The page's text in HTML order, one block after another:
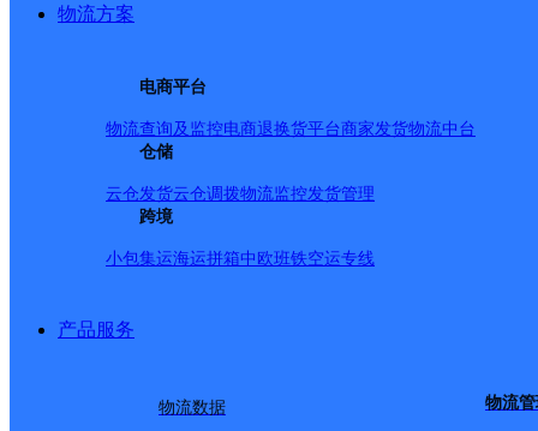
物流方案
电商平台
物流查询及监控电商退换货平台商家发货物流中台
仓储
云仓发货云仓调拨物流监控发货管理
跨境
小包集运海运拼箱中欧班铁空运专线
产品服务
物流数据 物流
所属区域：广西壮族自治区-梧州市-藤县
网点地址：广西壮族自治区梧州市藤县蒙江镇下大街中路
网点负责人：